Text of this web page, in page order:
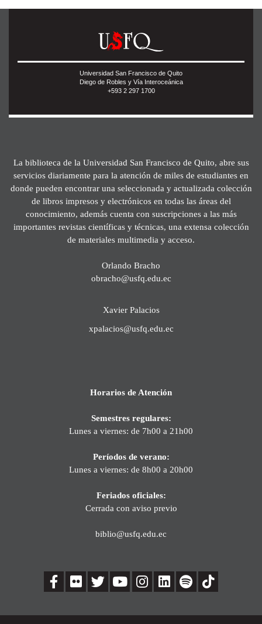
Universidad San Francisco de Quito
Diego de Robles y Vía Interoceánica
+593 2 297 1700
La biblioteca de la Universidad San Francisco de Quito, abre sus
servicios diariamente para la atención de miles de estudiantes en
donde pueden encontrar una seleccionada y actualizada colección
de libros impresos y electrónicos en todas las áreas del
conocimiento, además cuenta con suscripciones a las más
importantes revistas científicas y técnicas, una extensa colección
de materiales multimedia y acceso.
Orlando Bracho
obracho@usfq.edu.ec
Xavier Palacios
xpalacios@usfq.edu.ec
Horarios de Atención
Semestres regulares:
Lunes a viernes: de 7h00 a 21h00
Períodos de verano:
Lunes a viernes: de 8h00 a 20h00
Feriados oficiales:
Cerrada con aviso previo
biblio@usfq.edu.ec